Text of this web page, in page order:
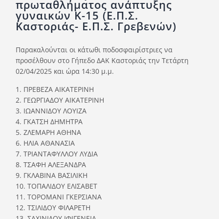
Ορισμοί Διαιτητών
Ποινές
πρωταθλήματος ανάπτυξης
γυναικών Κ-15 (E.Π.Σ.
Καστοριάς- E.Π.Σ. Γρεβενών)
Παρακαλούνται οι κάτωθι ποδοσφαιρίστριες να
προσέλθουν στο Γήπεδο ΔΑΚ Καστοριάς την Τετάρτη
02/04/2025 και ώρα 14:30 μ.μ.
1. ΠΡΕΒΕΖΑ ΑΙΚΑΤΕΡΙΝΗ
2. ΓΕΩΡΓΙΑΔΟΥ ΑΙΚΑΤΕΡΙΝΗ
3. ΙΩΑΝΝΙΔΟΥ ΛΟΥΙΖΑ
4. ΓΚΑΤΣΗ ΔΗΜΗΤΡΑ
5. ΖΛΕΜΑΡΗ ΑΘΗΝΑ
6. ΗΛΙΑ ΑΘΑΝΑΣΙΑ
7. ΤΡΙΑΝΤΑΦΥΛΛΟΥ ΛΥΔΙΑ
8. ΤΣΑΦΗ ΑΛΕΞΑΝΔΡΑ
9. ΓΚΛΑΒΙΝΑ ΒΑΣΙΛΙΚΗ
10. ΤΟΠΑΛΙΔΟΥ ΕΛΙΣΑΒΕΤ
11. ΤΟΡΟΜΑΝΙ ΓΚΕΡΣΙΑΝΑ
12. ΤΣΙΛΙΔΟΥ ΦΙΛΑΡΕΤΗ